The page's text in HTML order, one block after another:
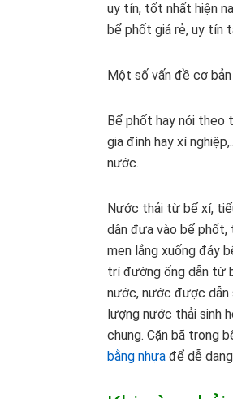
uy tín, tốt nhất hiện
bể phốt giá rẻ, uy tín
Một số vấn đề cơ
Bể phốt hay nói theo
gia đình hay xí
nước.
Nước thải từ bể xí,
dân đưa vào bể
men lắng xuống đáy
trí đường ống dẫn từ
nước, nước được dẫn
lượng nước thải sinh
chung. Cặn bã trong
bằng nhựa để dễ